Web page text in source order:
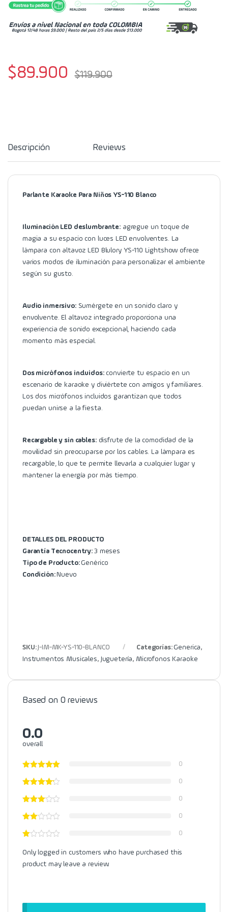
$89.900 $119.900
Descripción Reviews
Parlante Karaoke Para Niños YS-110 Blanco
Iluminación LED deslumbrante:agregue un toque de
magia a su espacio con luces LED envolventes. La
lámpara con altavoz LED Blulory YS-110 Lightshow ofrece
varios modos de iluminación para personalizar el ambiente
según su gusto.
Audio inmersivo:Sumérgete en un sonido claro y
envolvente. El altavoz integrado proporciona una
experiencia de sonido excepcional, haciendo cada
momento más especial.
Dos micrófonos incluidos:convierte tu espacio en un
escenario de karaoke y diviértete con amigos y familiares.
Los dos micrófonos incluidos garantizan que todos
puedan unirse a la fiesta.
Recargable y sin cables:disfrute de la comodidad de la
movilidad sin preocuparse por los cables. La lámpara es
recargable, lo que te permite llevarla a cualquier lugar y
mantener la energía por más tiempo.
DETALLES DEL PRODUCTO
Garantía Tecnocentry: 3 meses
Tipo de Producto: Genérico
Condición: Nuevo
SKU:J-IM-MK-YS-110-BLANCO Categorías: Generica,
Instrumentos Musicales, Juguetería, Microfonos Karaoke
Based on 0 reviews
0.0
overall
0
0
0
0
0
Only logged in customers who have purchased this
product may leave a review.